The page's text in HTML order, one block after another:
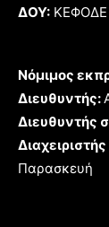
ΔΟΥ: ΚΕΦΟΔΕ
Νόμιμος
Διευθυντής:
Διευθυντής
Παρασκευή